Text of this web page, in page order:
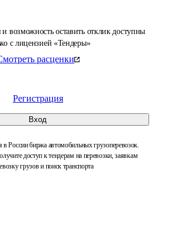
возможность оставить отклик доступны
с лицензией «Тендеры»
расценки
Регистрация
Вход
России биржа автомобильных грузоперевозок.
доступ к тендерам на перевозки, заявкам
грузов и поиск транспорта